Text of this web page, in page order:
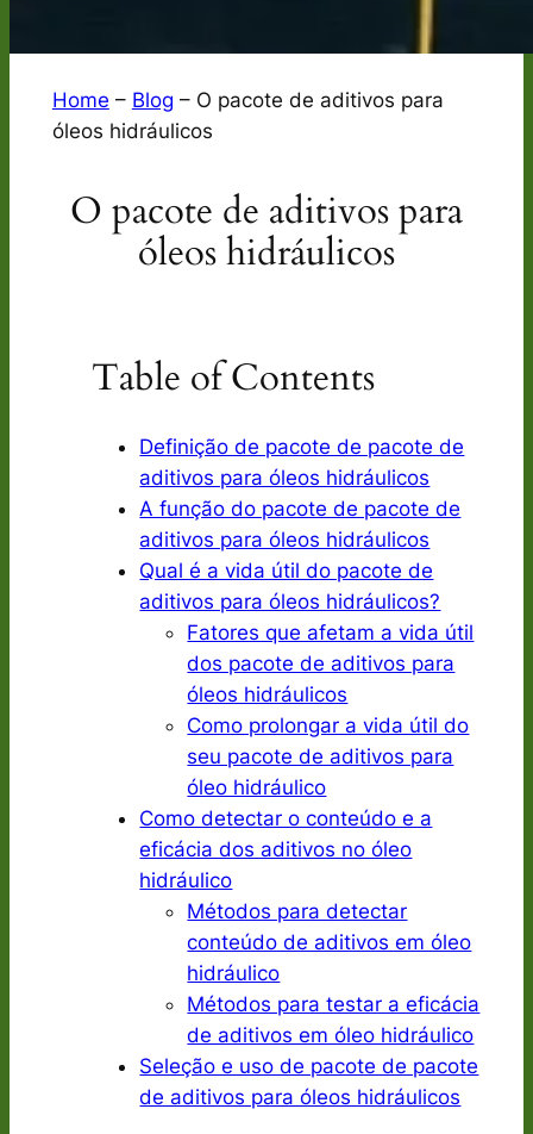
Home – Blog – O pacote de aditivos para
óleos hidráulicos
O pacote de aditivos para
óleos hidráulicos
Table of Contents
Definição de pacote de pacote de
aditivos para óleos hidráulicos
A função do pacote de pacote de
aditivos para óleos hidráulicos
Qual é a vida útil do pacote de
aditivos para óleos hidráulicos?
Fatores que afetam a vida útil
dos pacote de aditivos para
óleos hidráulicos
Como prolongar a vida útil do
seu pacote de aditivos para
óleo hidráulico
Como detectar o conteúdo e a
eficácia dos aditivos no óleo
hidráulico
Métodos para detectar
conteúdo de aditivos em óleo
hidráulico
Métodos para testar a eficácia
de aditivos em óleo hidráulico
Seleção e uso de pacote de pacote
de aditivos para óleos hidráulicos